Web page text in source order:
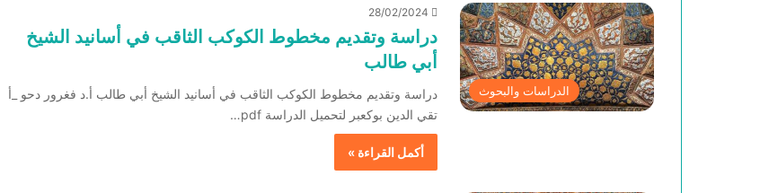
الدراسات والبحوث
28/02/2024
دراسة وتقديم مخطوط الكوكب الثاقب في أسانيد الشيخ
أبي طالب
دراسة وتقديم مخطوط الكوكب الثاقب في أسانيد الشيخ أبي طالب أ.د فغرور دحو _أ
تقي الدين بوكعبر لتحميل الدراسة pdf…
أكمل القراءة »